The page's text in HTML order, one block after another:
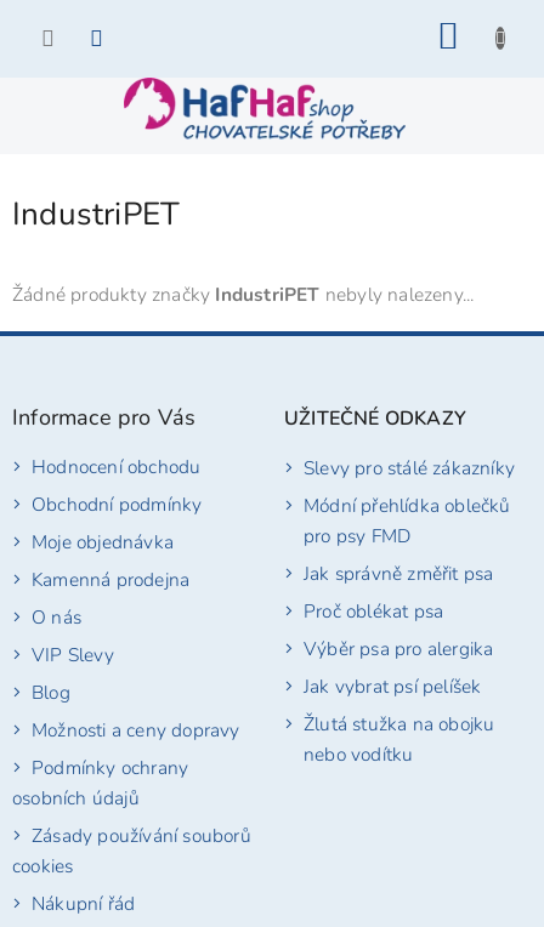
IndustriPET
Žádné produkty značky IndustriPET nebyly nalezeny...
Z
Informace pro Vás
Hodnocení obchodu
Obchodní podmínky
Moje objednávka
Kamenná prodejna
O nás
VIP Slevy
Blog
Možnosti a ceny dopravy
Podmínky ochrany
osobních údajů
Zásady používání souborů
cookies
Nákupní řád
UŽITEČNÉ ODKAZY
Slevy pro stálé zákazníky
Módní přehlídka oblečků
pro psy FMD
Jak správně změřit psa
Proč oblékat psa
Výběr psa pro alergika
Jak vybrat psí pelíšek
Žlutá stužka na obojku
nebo vodítku